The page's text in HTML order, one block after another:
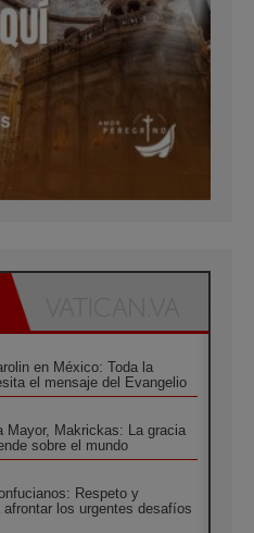
en México: Toda la
el mensaje del Evangelio
Mayor, Makrickas: La gracia
sobre el mundo
Respeto y
afrontar los urgentes desafíos